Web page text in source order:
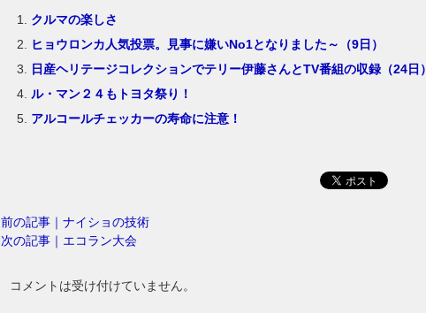
クルマの楽しさ
ヒョウロンカ人気投票。見事に嫌いNo1となりました～（9日）
日産ヘリテージコレクションでテリー伊藤さんとTV番組の収録（24日）
ル・マン２４もトヨタ祭り！
アルコールチェッカーの寿命に注意！
前の記事｜ナイショの技術
次の記事｜エコラン大会
コメントは受け付けていません。